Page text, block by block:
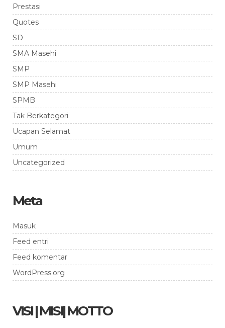
Prestasi
Quotes
SD
SMA Masehi
SMP
SMP Masehi
SPMB
Tak Berkategori
Ucapan Selamat
Umum
Uncategorized
Meta
Masuk
Feed entri
Feed komentar
WordPress.org
VISI | MISI| MOTTO